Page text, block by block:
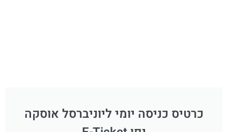
כרטיס כניסה יומי ליוניברסל אוסקה